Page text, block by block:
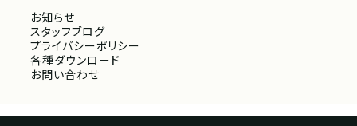
お知らせ
スタッフブログ
プライバシーポリシー
各種ダウンロード
お問い合わせ